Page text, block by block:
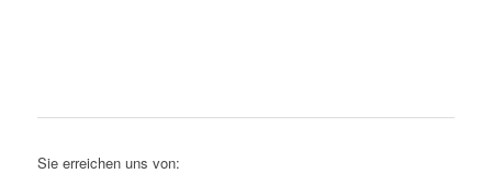
Sie erreichen uns von: